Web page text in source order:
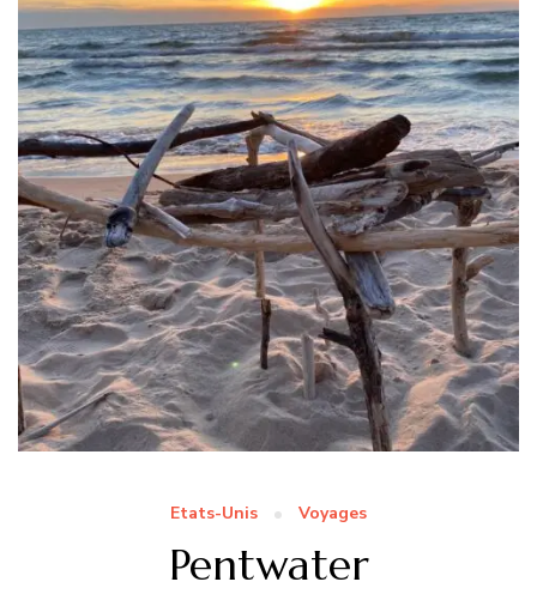
Etats-Unis Voyages
Pentwater